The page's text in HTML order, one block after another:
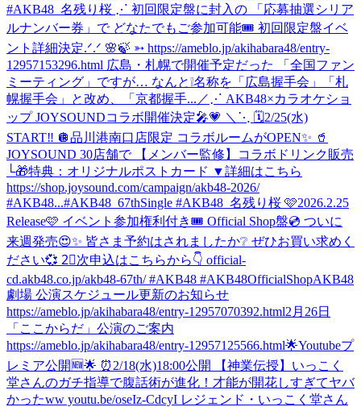
#AKB48_名残り桜 ⋰ 初回限定盤に封入の 「応募抽選シリア
ルナンバー券」で どなたでもご参加可能🎟️ 初回限定盤イベ
ント詳細決定.ᐟ.ᐟ 🌸🍃 ➳ https://ameblo.jp/akihabara48/entry-
12957153296.html 広島・札幌で開催予定だった 「全国ファン
ミーティング」ですが… なんと❕名称を「広島握手会」「札
幌握手会」と改め、「京都握手... ／⋰ AKB48×カラオケショ
ップ JOYSOUNDコラボ開催決定🎤💗 ＼⋱ 🗓️2/25(水)
START‼️ 🪩品川港南口店限定 コラボルームがOPEN✨ 🥤
JOYSOUND 30店舗で 【メンバー監修】コラボドリンク販売
└🎁特典：オリジナルポストカード ▼詳細はこちら
https://shop.joysound.com/campaign/akb48-2026/
#AKB48...#AKB48_67thSingle #AKB48_名残り桜 🩷2026.2.25
Release🩷 イベント参加権利付き🎟️ Official Shop盤💿 ついに
来週発売😍✨ 皆さま予約はされましたか❔ ぜひお買い求めく
ださい💞 2⃣次申込はこちらから👇 official-
cd.akb48.co.jp/akb48-67th/ #AKB48 #AKB48OfficialShopAKB48
劇場 公演スケジュール更新のお知らせ
https://ameblo.jp/akihabara48/entry-12957070392.html2月26日
「ここからだ」公演のご案内
https://ameblo.jp/akihabara48/entry-12957125566.html🌟Youtubeプ
レミア公開🆕🌟 ⏰2/18(水)18:00公開 【神業伝授】いっこく
堂さんのガチ指導で腹話術が進化！才能が開花しすぎてヤバ
かったww youtu.be/oseIz-CdcyI レジェンド・いっこく堂さん